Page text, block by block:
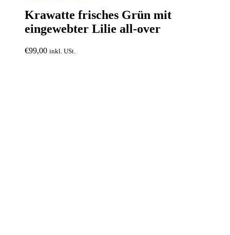
Krawatte frisches Grün mit
eingewebter Lilie all-over
€99,00 inkl. USt.